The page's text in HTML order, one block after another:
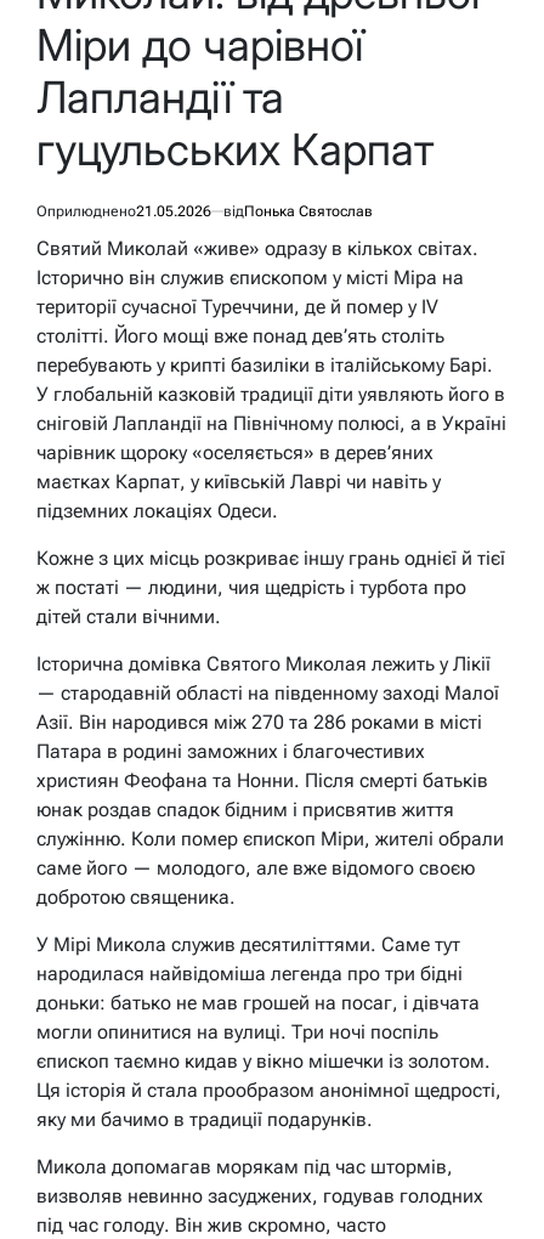
Міри до чарівної
Лапландії та
гуцульських Карпат
Оприлюднено21.05.2026 відПонька Святослав
Святий Миколай «живе» одразу в кількох світах.
Історично він служив єпископом у місті Міра на
території сучасної Туреччини, де й помер у IV
столітті. Його мощі вже понад дев’ять століть
перебувають у крипті базиліки в італійському Барі.
У глобальній казковій традиції діти уявляють його в
сніговій Лапландії на Північному полюсі, а в Україні
чарівник щороку «оселяється» в дерев’яних
маєтках Карпат, у київській Лаврі чи навіть у
підземних локаціях Одеси.
Кожне з цих місць розкриває іншу грань однієї й тієї
ж постаті — людини, чия щедрість і турбота про
дітей стали вічними.
Історична домівка Святого Миколая лежить у Лікії
— стародавній області на південному заході Малої
Азії. Він народився між 270 та 286 роками в місті
Патара в родині заможних і благочестивих
християн Феофана та Нонни. Після смерті батьків
юнак роздав спадок бідним і присвятив життя
служінню. Коли помер єпископ Міри, жителі обрали
саме його — молодого, але вже відомого своєю
добротою священика.
У Мірі Микола служив десятиліттями. Саме тут
народилася найвідоміша легенда про три бідні
доньки: батько не мав грошей на посаг, і дівчата
могли опинитися на вулиці. Три ночі поспіль
єпископ таємно кидав у вікно мішечки із золотом.
Ця історія й стала прообразом анонімної щедрості,
яку ми бачимо в традиції подарунків.
Микола допомагав морякам під час штормів,
визволяв невинно засуджених, годував голодних
під час голоду. Він жив скромно, часто